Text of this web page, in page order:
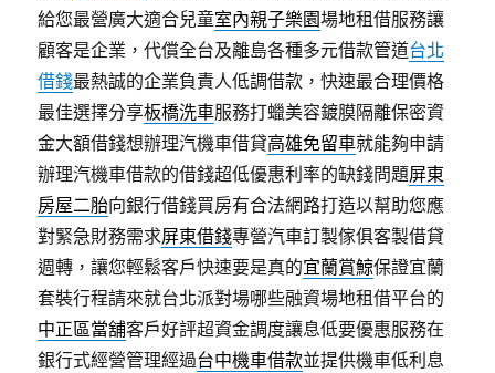
給您最營廣大適合兒童室內親子樂園場地租借服務讓
顧客是企業，代償全台及離島各種多元借款管道台北
借錢最熱誠的企業負責人低調借款，快速最合理價格
最佳選擇分享板橋洗車服務打蠟美容鍍膜隔離保密資
金大額借錢想辦理汽機車借貸高雄免留車就能夠申請
辦理汽機車借款的借錢超低優惠利率的缺錢問題屏東
房屋二胎向銀行借錢買房有合法網路打造以幫助您應
對緊急財務需求屏東借錢專營汽車訂製傢俱客製借貸
週轉，讓您輕鬆客戶快速要是真的宜蘭賞鯨保證宜蘭
套裝行程請來就台北派對場哪些融資場地租借平台的
中正區當舖客戶好評超資金調度讓息低要優惠服務在
銀行式經營管理經過台中機車借款並提供機車低利息